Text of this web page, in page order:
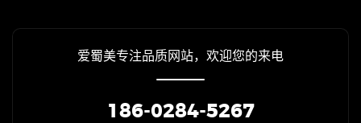
爱蜀美专注品质网站，欢迎您的来电
186-0284-5267